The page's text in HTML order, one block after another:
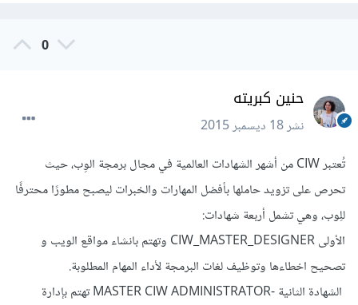
0
حنين كبريته
نشر18 ديسمبر 2015
تُعتبر CIW من أشهر الشهادات العالمية في مجال برمجة الوِب، حيث
تحرص على تزويد حاملها بأفضل المهارات والخبرات ليصبح مطورًا محترفًا
للِوب، وهي تشمل أربعة شهادات:
الأولى CIW_MASTER_DESIGNER وتهتم بانشاء مواقع الويب و
تصحيح اخطاءها وتوظيف لغات البرمجة لأداء المهام المطلوبة.
الشهادة الثانية -MASTER CIW ADMINISTRATOR تهتم بإدارة